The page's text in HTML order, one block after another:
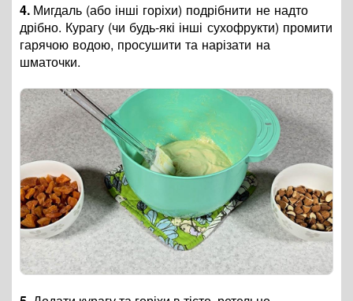
4. Мигдаль (або інші горіхи) подрібнити не надто
дрібно. Курагу (чи будь-які інші сухофрукти) промити
гарячою водою, просушити та нарізати на
шматочки.